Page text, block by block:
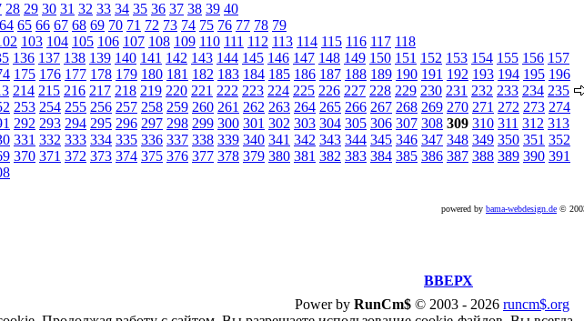
28 29 30 31 32 33 34 35 36 37 38 39 40
64 65 66 67 68 69 70 71 72 73 74 75 76 77 78 79
103 104 105 106 107 108 109 110 111 112 113 114 115 116 117 118
136 137 138 139 140 141 142 143 144 145 146 147 148 149 150 151 152 153 154 155 156 157
175 176 177 178 179 180 181 182 183 184 185 186 187 188 189 190 191 192 193 194 195 196
214 215 216 217 218 219 220 221 222 223 224 225 226 227 228 229 230 231 232 233 234 235
253 254 255 256 257 258 259 260 261 262 263 264 265 266 267 268 269 270 271 272 273 274
292 293 294 295 296 297 298 299 300 301 302 303 304 305 306 307 308 309 310 311 312 313
331 332 333 334 335 336 337 338 339 340 341 342 343 344 345 346 347 348 349 350 351 352
370 371 372 373 374 375 376 377 378 379 380 381 382 383 384 385 386 387 388 389 390 391
powered by bama-webdesign.de ©
ВВЕРХ
Power by RunCm$ © 2003 - 2026 runcm$.org